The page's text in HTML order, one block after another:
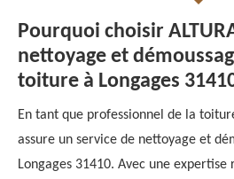
Pourquoi choisir
nettoyage et
toiture à Longages
En tant que professionnel de la
assure un service de nettoyage et
Longages 31410. Avec une